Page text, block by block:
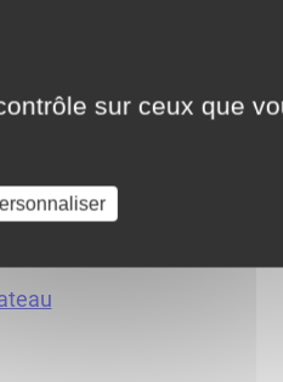
nécessité.
dans les rues du village.
sur ceux que